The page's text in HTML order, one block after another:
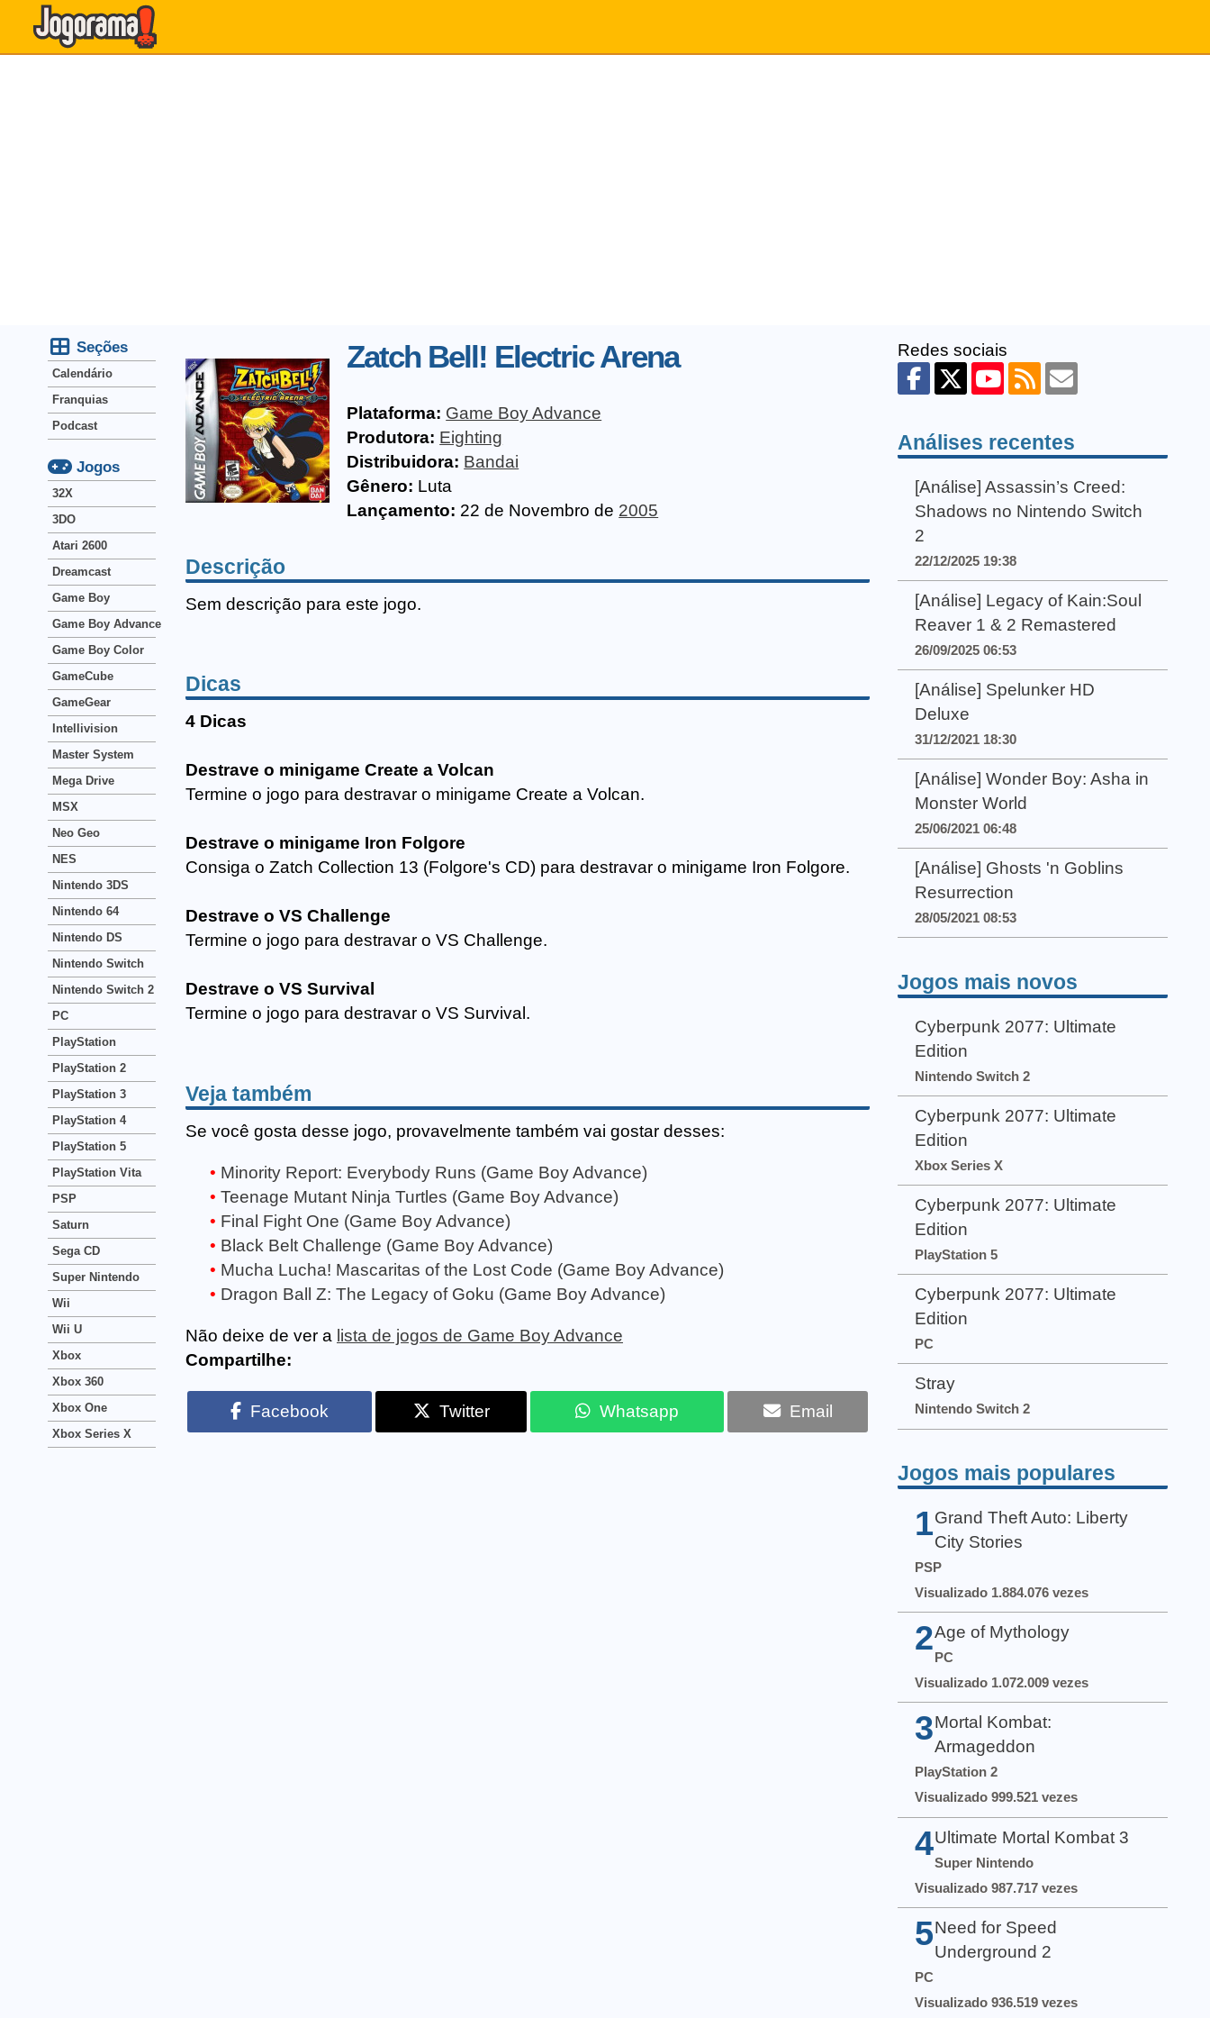
Zatch Bell! Electric Arena
Plataforma: Game Boy Advance
Produtora: Eighting
Distribuidora: Bandai
Gênero: Luta
Lançamento: 22 de Novembro de 2005
Descrição
Sem descrição para este jogo.
Dicas
4 Dicas
Destrave o minigame Create a Volcan
Termine o jogo para destravar o minigame Create a Volcan.
Destrave o minigame Iron Folgore
Consiga o Zatch Collection 13 (Folgore's CD) para destravar o minigame Iron Folgore.
Destrave o VS Challenge
Termine o jogo para destravar o VS Challenge.
Destrave o VS Survival
Termine o jogo para destravar o VS Survival.
Veja também
Se você gosta desse jogo, provavelmente também vai gostar desses:
Minority Report: Everybody Runs (Game Boy Advance)
Teenage Mutant Ninja Turtles (Game Boy Advance)
Final Fight One (Game Boy Advance)
Black Belt Challenge (Game Boy Advance)
Mucha Lucha! Mascaritas of the Lost Code (Game Boy Advance)
Dragon Ball Z: The Legacy of Goku (Game Boy Advance)
Não deixe de ver a lista de jogos de Game Boy Advance
Compartilhe:
Facebook Twitter Whatsapp Email
Seções
Calendário
Franquias
Podcast
Jogos
32X
3DO
Atari 2600
Dreamcast
Game Boy
Game Boy Advance
Game Boy Color
GameCube
GameGear
Intellivision
Master System
Mega Drive
MSX
Neo Geo
NES
Nintendo 3DS
Nintendo 64
Nintendo DS
Nintendo Switch
Nintendo Switch 2
PC
PlayStation
PlayStation 2
PlayStation 3
PlayStation 4
PlayStation 5
PlayStation Vita
PSP
Saturn
Sega CD
Super Nintendo
Wii
Wii U
Xbox
Xbox 360
Xbox One
Xbox Series X
Redes sociais
Análises recentes
[Análise] Assassin’s Creed:
Shadows no Nintendo Switch
2
22/12/2025 19:38
[Análise] Legacy of Kain:Soul
Reaver 1 & 2 Remastered
26/09/2025 06:53
[Análise] Spelunker HD
Deluxe
31/12/2021 18:30
[Análise] Wonder Boy: Asha in
Monster World
25/06/2021 06:48
[Análise] Ghosts 'n Goblins
Resurrection
28/05/2021 08:53
Jogos mais novos
Cyberpunk 2077: Ultimate
Edition
Nintendo Switch 2
Cyberpunk 2077: Ultimate
Edition
Xbox Series X
Cyberpunk 2077: Ultimate
Edition
PlayStation 5
Cyberpunk 2077: Ultimate
Edition
PC
Stray
Nintendo Switch 2
Jogos mais populares
1 Grand Theft Auto: Liberty
City Stories
PSP
Visualizado 1.884.076 vezes
2Age of Mythology
PC
Visualizado 1.072.009 vezes
3 Mortal Kombat:
Armageddon
PlayStation 2
Visualizado 999.521 vezes
4 Ultimate Mortal Kombat 3
Super Nintendo
Visualizado 987.717 vezes
5 Need for Speed
Underground 2
PC
Visualizado 936.519 vezes